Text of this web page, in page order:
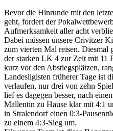
Bevor die Hinrunde mit den
geht, fordert der
Aufmerksamkeit aller acht
Dabei müssen unsere Crivitzer
zum vierten Mal reisen. Diesmal
der starken LK 4 zur Zeit mit 11
kurz vor den Abstiegsplätzen,
Landesligisten früherer Tage ist
verlaufen, nur drei von zehn
lief es dagegen besser, nach
Mallentin zu Hause klar mit 4:1
in Stralendorf einen 0:3-
zu einem 4:3-Sieg um.